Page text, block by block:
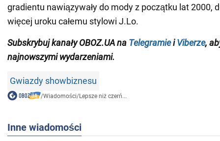
gradientu nawiązywały do mody z początku lat 2000,
więcej uroku całemu stylowi J.Lo.
Subskrybuj kanały OBOZ.UA na TelegramieiViberze,
najnowszymi wydarzeniami.
Gwiazdy showbiznesu
/Wiadomości/Lepsze niż czerń...
Inne wiadomości